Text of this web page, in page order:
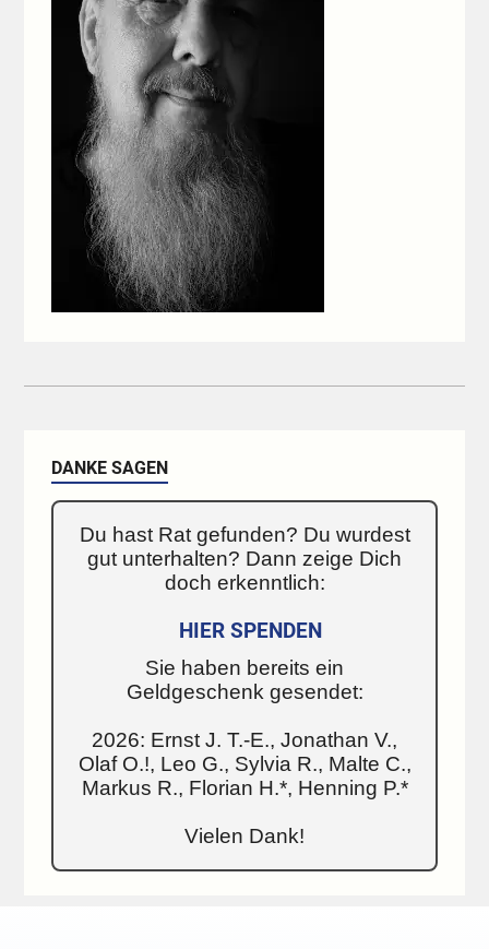
DANKE SAGEN
Du hast Rat gefunden? Du wurdest
gut unterhalten? Dann zeige Dich
doch erkenntlich:
HIER SPENDEN
Sie haben bereits ein
Geldgeschenk gesendet:
2026: Ernst J. T.-E., Jonathan V.,
Olaf O.!, Leo G., Sylvia R., Malte C.,
Markus R., Florian H.*, Henning P.*
Vielen Dank!